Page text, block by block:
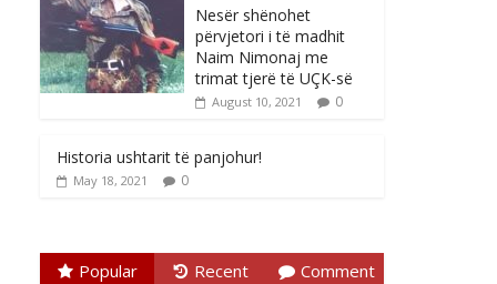
Nesër shënohet
përvjetori i të madhit
Naim Nimonaj me
trimat tjerë të UÇK-së
August 10, 2021 0
Historia ushtarit të panjohur!
May 18, 2021 0
Popular Recent Comment